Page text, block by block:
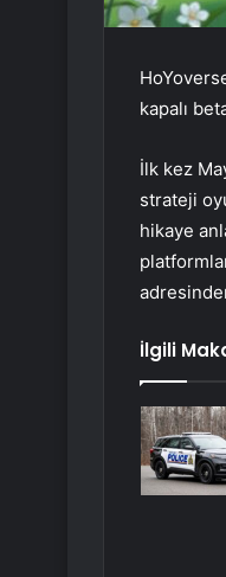
kapalı
İlk kez
strateji
hikaye
İlgili